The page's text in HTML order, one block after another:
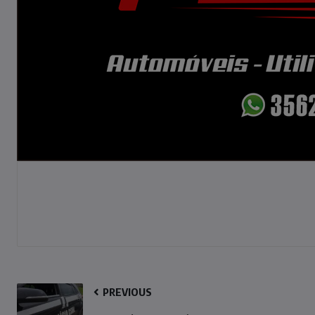
PREVIOUS